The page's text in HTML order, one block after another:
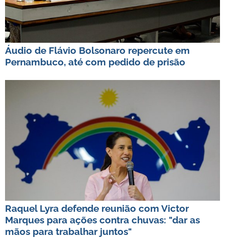
Áudio de Flávio Bolsonaro repercute em
Pernambuco, até com pedido de prisão
Raquel Lyra defende reunião com Victor
Marques para ações contra chuvas: "dar as
mãos para trabalhar juntos"